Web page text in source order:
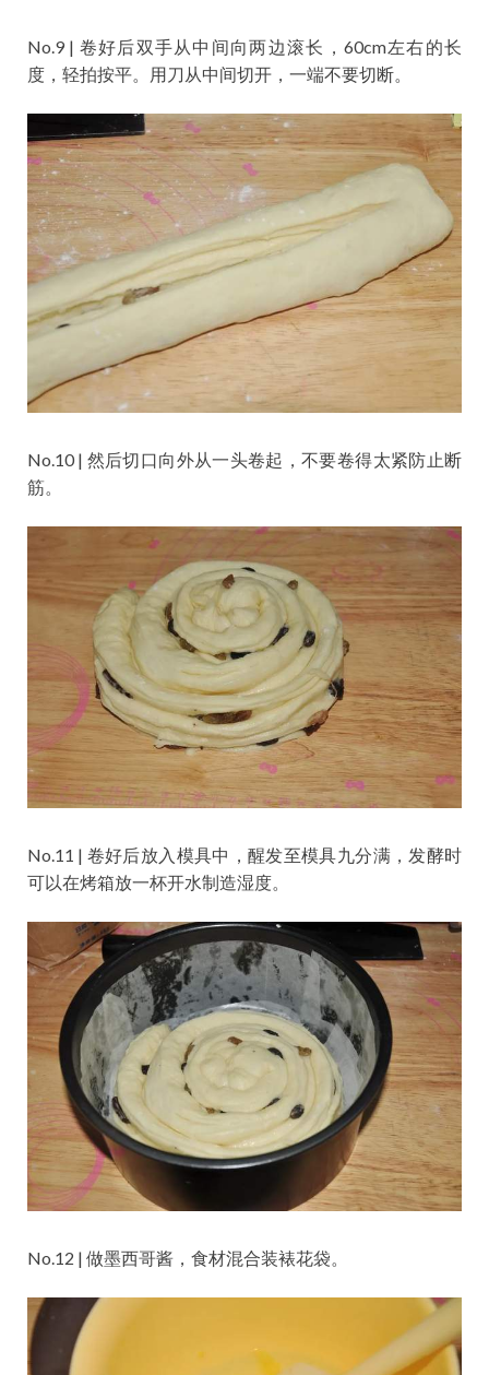
No.9 | 卷好后双手从中间向两边滚长，60cm左右的长
度，轻拍按平。用刀从中间切开，一端不要切断。
No.10 | 然后切口向外从一头卷起，不要卷得太紧防止断
筋。
No.11 | 卷好后放入模具中，醒发至模具九分满，发酵时
可以在烤箱放一杯开水制造湿度。
No.12 | 做墨西哥酱，食材混合装裱花袋。